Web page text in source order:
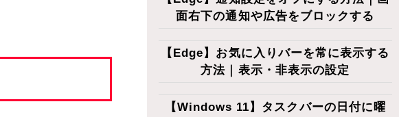
面右下の通知や広告をブロックする
【Edge】お気に入りバーを常に表示する
方法｜表示・非表示の設定
【Windows 11】タスクバーの日付に曜